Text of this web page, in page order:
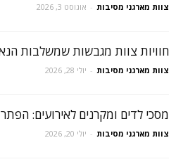
צוות מארגני מסיבות - אוגוסט 3, 2026
חוויות צוות מגבשות שמשלבות
צוות מארגני מסיבות - יולי 28, 2026
מסכי לדים ומקרנים לאירועים:
צוות מארגני מסיבות - יולי 20, 2026